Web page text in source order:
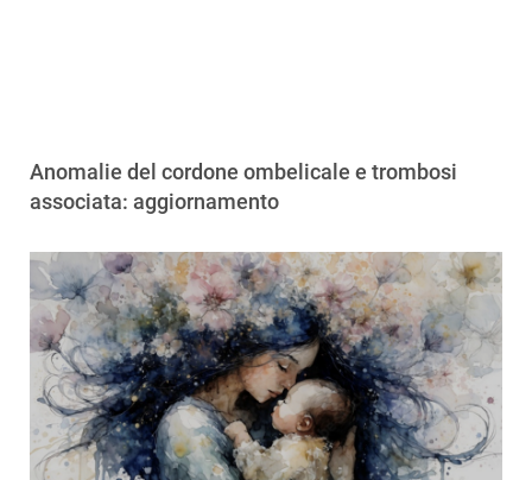
Anomalie del cordone ombelicale e trombosi
associata: aggiornamento